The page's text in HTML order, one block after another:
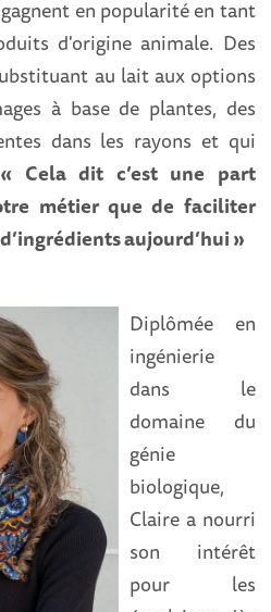
en popularité en tant
d'origine animale. Des
au lait aux options
à base de plantes, des
dans les rayons et qui
« Cela dit c’est une part
métier que de faciliter
aujourd’hui »
Diplômée en
ingénierie
dans le
domaine du
génie
biologique,
Claire a nourri
son intérêt
pour les